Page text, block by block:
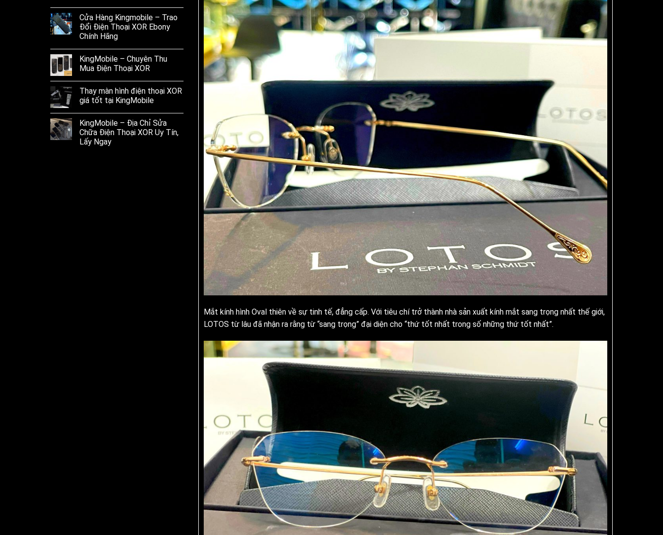
Cửa Hàng Kingmobile – Trao
Đổi Điện Thoại XOR Ebony
Chính Hãng
KingMobile – Chuyên Thu
Mua Điện Thoại XOR
Thay màn hình điện thoại XOR
giá tốt tại KingMobile
KingMobile – Địa Chỉ Sửa
Chữa Điện Thoại XOR Uy Tín,
Lấy Ngay
Mắt kính hình Oval thiên về sự tinh tế, đẳng cấp. Với tiêu chí trở thành nhà sản xuất kính mắt sang trọng nhất thế giới,
LOTOS từ lâu đã nhận ra rằng từ “sang trọng” đại diện cho “thứ tốt nhất trong số những thứ tốt nhất”.